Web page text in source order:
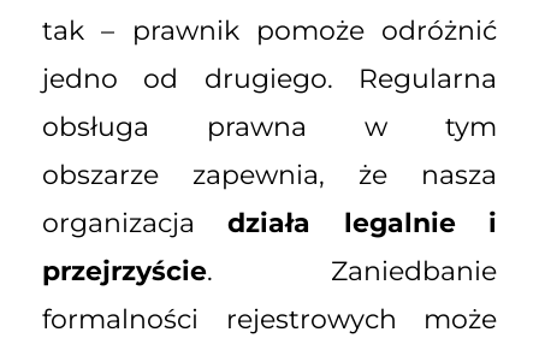
tak – prawnik pomoże odróżnić
jedno od drugiego. Regularna
obsługa prawna w tym
obszarze zapewnia, że nasza
organizacjadziała legalnie i
przejrzyście. Zaniedbanie
formalności rejestrowych może